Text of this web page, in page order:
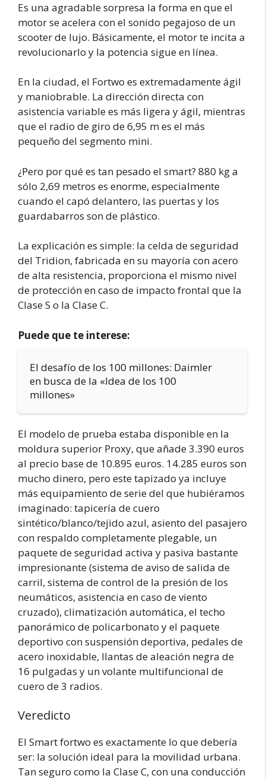
Es una agradable sorpresa la forma en que el
motor se acelera con el sonido pegajoso de un
scooter de lujo. Básicamente, el motor te incita a
revolucionarlo y la potencia sigue en línea.
En la ciudad, el Fortwo es extremadamente ágil
y maniobrable. La dirección directa con
asistencia variable es más ligera y ágil, mientras
que el radio de giro de 6,95 m es el más
pequeño del segmento mini.
¿Pero por qué es tan pesado el smart? 880 kg a
sólo 2,69 metros es enorme, especialmente
cuando el capó delantero, las puertas y los
guardabarros son de plástico.
La explicación es simple: la celda de seguridad
del Tridion, fabricada en su mayoría con acero
de alta resistencia, proporciona el mismo nivel
de protección en caso de impacto frontal que la
Clase S o la Clase C.
Puede que te interese:
El desafío de los 100 millones: Daimler
en busca de la «Idea de los 100
millones»
El modelo de prueba estaba disponible en la
moldura superior Proxy, que añade 3.390 euros
al precio base de 10.895 euros. 14.285 euros son
mucho dinero, pero este tapizado ya incluye
más equipamiento de serie del que hubiéramos
imaginado: tapicería de cuero
sintético/blanco/tejido azul, asiento del pasajero
con respaldo completamente plegable, un
paquete de seguridad activa y pasiva bastante
impresionante (sistema de aviso de salida de
carril, sistema de control de la presión de los
neumáticos, asistencia en caso de viento
cruzado), climatización automática, el techo
panorámico de policarbonato y el paquete
deportivo con suspensión deportiva, pedales de
acero inoxidable, llantas de aleación negra de
16 pulgadas y un volante multifuncional de
cuero de 3 radios.
Veredicto
El Smart fortwo es exactamente lo que debería
ser: la solución ideal para la movilidad urbana.
Tan seguro como la Clase C, con una conducción